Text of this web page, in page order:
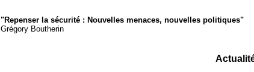
"Repenser la sécurité : Nouvelles menaces, nouvelles politiques"
Grégory Boutherin